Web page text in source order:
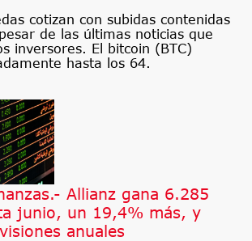
cotizan con subidas contenidas
de las últimas noticias que
inversores. El bitcoin (BTC)
hasta los 64.
Allianz gana 6.285
junio, un 19,4% más, y
anuales